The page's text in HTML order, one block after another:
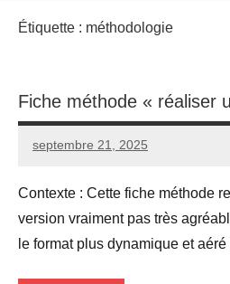
Étiquette : méthodologie
Fiche méthode « réaliser
septembre 21, 2025
Seg0_La_Vraie
Aucun
Contexte : Cette fiche méthode
version vraiment pas très
le format plus dynamique et